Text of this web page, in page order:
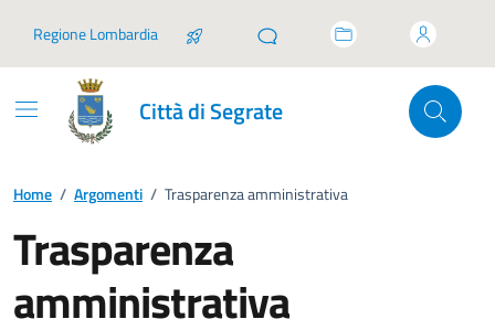
Regione Lombardia
Città di Segrate
Home / Argomenti / Trasparenza amministrativa
Trasparenza
amministrativa